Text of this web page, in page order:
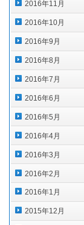
2016年11月
2016年10月
2016年9月
2016年8月
2016年7月
2016年6月
2016年5月
2016年4月
2016年3月
2016年2月
2016年1月
2015年12月